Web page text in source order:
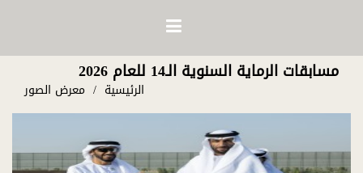
مسابقات الرماية السنوية الـ14 للعام 2026
الرئيسية معرض الصور